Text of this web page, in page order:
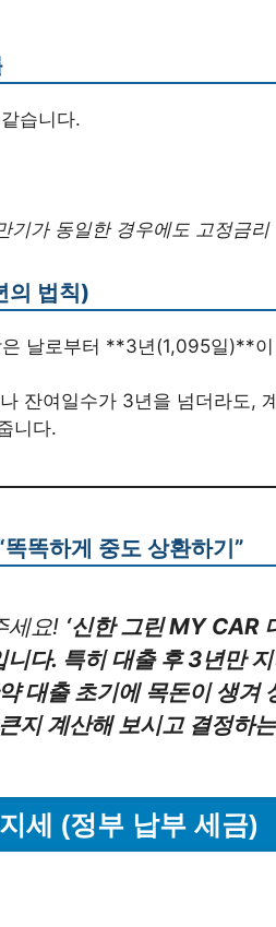
습니다.
기가 동일한 경우에도 고정금리
의 법칙)
날로부터 **3년(1,095일)**
잔여일수가 3년을 넘더라도,
니다.
똑하게 중도 상환하기”
세요! ‘신한 그린 MY CAR
다. 특히 대출 후 3년만
대출 초기에 목돈이 생겨
지 계산해 보시고 결정하
세 (정부 납부 세금)